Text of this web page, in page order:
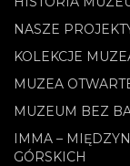
NASZE
KOLEKCJE
MUZEA
MUZEUM BEZ
IMMA –
GÓRSKICH